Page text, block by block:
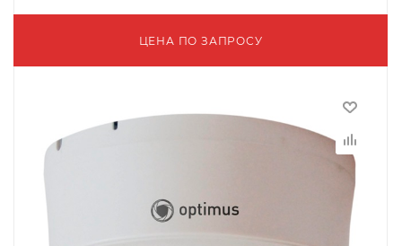
ЦЕНА ПО ЗАПРОСУ